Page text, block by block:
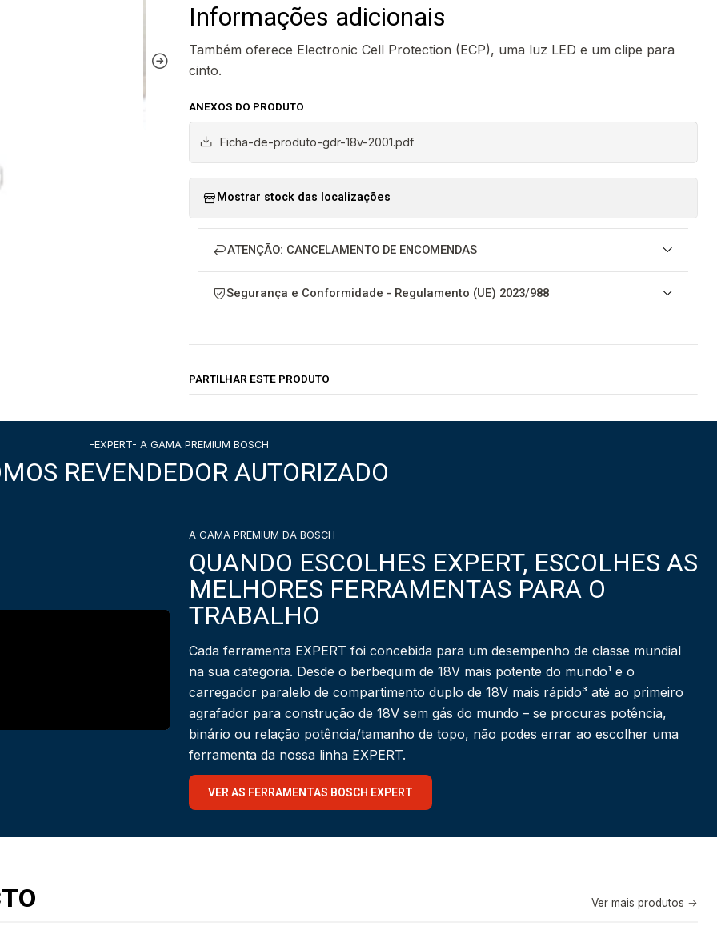
Informações adicionais
Também oferece Electronic Cell Protection (ECP), uma luz LED e um clipe para
cinto.
ANEXOS DO PRODUTO
Ficha-de-produto-gdr-18v-2001.pdf
Mostrar stock das localizações
ATENÇÃO: CANCELAMENTO DE ENCOMENDAS
Segurança e Conformidade - Regulamento (UE) 2023/988
PARTILHAR ESTE PRODUTO
-EXPERT- A GAMA PREMIUM BOSCH
REVENDEDOR AUTORIZADO
A GAMA PREMIUM DA BOSCH
QUANDO ESCOLHES EXPERT, ESCOLHES AS
MELHORES FERRAMENTAS PARA O
TRABALHO
Cada ferramenta EXPERT foi concebida para um desempenho de classe mundial
na sua categoria. Desde o berbequim de 18V mais potente do mundo¹ e o
carregador paralelo de compartimento duplo de 18V mais rápido³ até ao primeiro
agrafador para construção de 18V sem gás do mundo – se procuras potência,
binário ou relação potência/tamanho de topo, não podes errar ao escolher uma
ferramenta da nossa linha EXPERT.
VER AS FERRAMENTAS BOSCH EXPERT
Ver mais produtos